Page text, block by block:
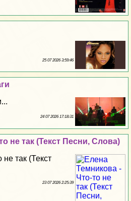
25 07 2026 3:59:46
24 07 2026 17:18:31
не так (Текст Песни, Слова)
так (Текст
23 07 2026 2:25:39